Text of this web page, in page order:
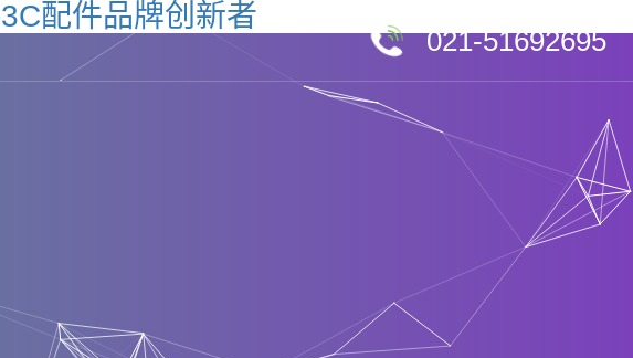
配件品牌创新者
021-51692695